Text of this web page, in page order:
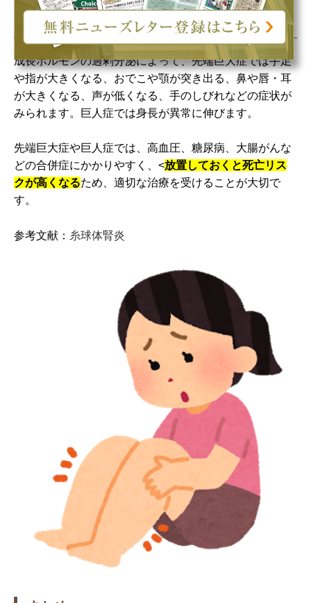
先端巨大症・巨人症
成長ホルモンの過剰分泌によって、先端巨大症では手足
や指が大きくなる、おでこや顎が突き出る、鼻や唇・耳
が大きくなる、声が低くなる、手のしびれなどの症状が
みられます。巨人症では身長が異常に伸びます。
先端巨大症や巨人症では、高血圧、糖尿病、大腸がんな
どの合併症にかかりやすく、<放置しておくと死亡リス
クが高くなるため、適切な治療を受けることが大切で
す。
参考文献： 糸球体腎炎